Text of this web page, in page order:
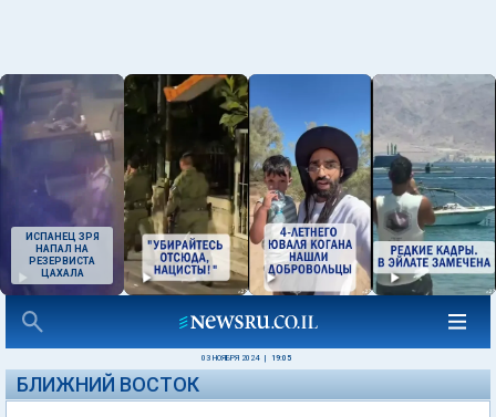
ИСПАНЕЦ ЗРЯ
НАПАЛ НА
РЕЗЕРВИСТА
ЦАХАЛА
03 НОЯБРЯ 2024 19:05
БЛИЖНИЙ ВОСТОК